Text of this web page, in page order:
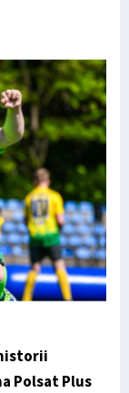
Polsat Plus